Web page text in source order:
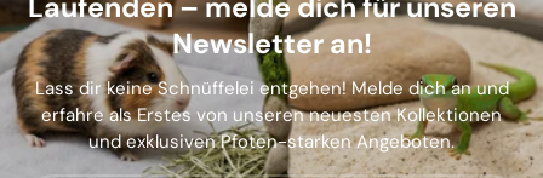
Newsletter an!
Lass dir keine Schnüffelei entgehen! Melde dich an und
erfahre als Erstes von unseren neuesten Kollektionen
und exklusiven Pfoten-starken Angeboten.